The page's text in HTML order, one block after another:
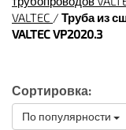
VALTEC / Труба из
VALTEC VP2020.3
Сортировка:
По популярности